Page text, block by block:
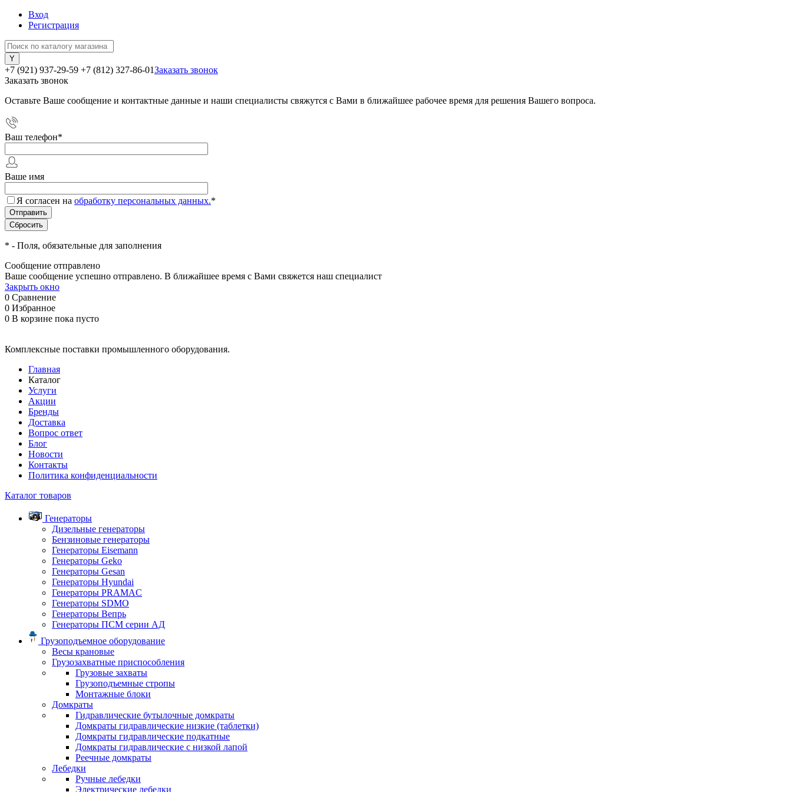
Вход
Регистрация
+7 (921) 937-29-59 +7 (812) 327-86-01Заказать звонок
Заказать звонок
Оставьте Ваше сообщение и контактные данные и наши специалисты свяжутся с Вами в ближайшее рабочее время для решения Вашего вопроса.
Ваш телефон*
Ваше имя
Я согласен на обработку персональных данных.*
* - Поля, обязательные для заполнения
Сообщение отправлено
Ваше сообщение успешно отправлено. В ближайшее время с Вами свяжется наш специалист
Закрыть окно
0 Сравнение
0 Избранное
0 В корзине пока пусто
Комплексные поставки промышленного оборудования.
Главная
Каталог
Услуги
Акции
Бренды
Доставка
Вопрос ответ
Блог
Новости
Контакты
Политика конфиденциальности
Каталог товаров
Генераторы
Дизельные генераторы
Бензиновые генераторы
Генераторы Eisemann
Генераторы Geko
Генераторы Gesan
Генераторы Hyundai
Генераторы PRAMAC
Генераторы SDMO
Генераторы Вепрь
Генераторы ПСМ серии АД
Грузоподъемное оборудование
Весы крановые
Грузозахватные приспособления
Грузовые захваты
Грузоподъемные стропы
Монтажные блоки
Домкраты
Гидравлические бутылочные домкраты
Домкраты гидравлические низкие (таблетки)
Домкраты гидравлические подкатные
Домкраты гидравлические с низкой лапой
Реечные домкраты
Лебедки
Ручные лебедки
Электрические лебедки